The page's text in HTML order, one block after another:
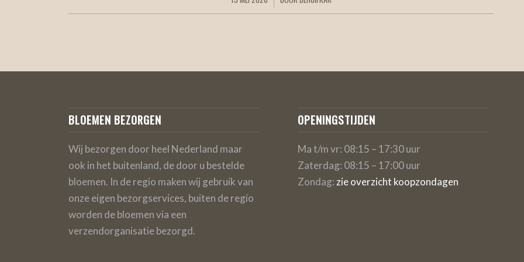
BLOEMEN BEZORGEN
Wij bezorgen door heel Nederland maar
ook in het buitenland, de door u bestelde
bloemen. In de regio maken wij gebruik van
onze eigen bezorgservices, buiten de regio
worden de bloemen via een
verzendorganisatie bezorgd.
OPENINGSTIJDEN
Ma t/m vr: 08:15 – 17:30 uur
Zaterdag: 08:15 – 17:00 uur
Zondag: zie overzicht koopzondagen